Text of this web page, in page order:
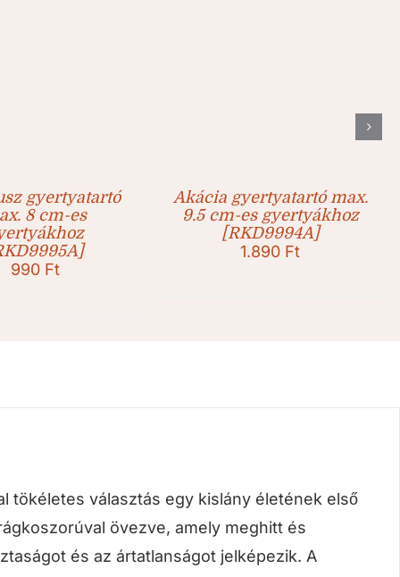
gyertyatartó
8 cm-es
990 Ft
Akácia gyertyatartó max.
9.5 cm-es gyertyákhoz
[RKD9994A]
1.890 Ft
tökéletes választás egy kislány életének első
övezve, amely meghitt és
és az ártatlanságot jelképezik. A